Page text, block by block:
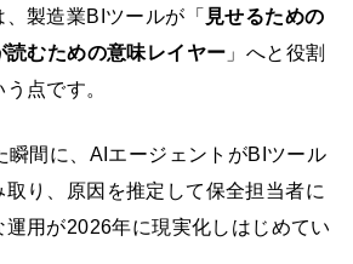
製造業BIツールが「 見せるための
読むための意味レイヤー 」へと役割
点です。
瞬間に、AIエージェントがBIツール
り、原因を推定して保全担当者に
用が2026年に現実化しはじめてい